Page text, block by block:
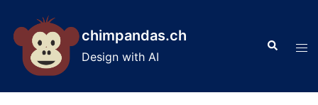
content
chimpandas.ch
Design with AI
Search